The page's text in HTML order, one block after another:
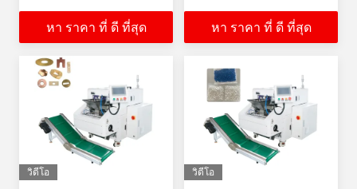
หา ราคา ที่ ดี ที่สุด หา ราคา ที่ ดี ที่สุด
วิดีโอ วิดีโอ